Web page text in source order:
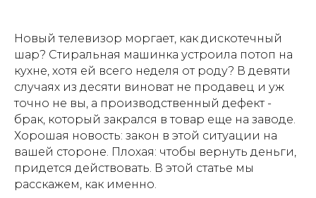
Новый телевизор моргает, как дискотечный
шар? Стиральная машинка устроила потоп на
кухне, хотя ей всего неделя от роду? В девяти
случаях из десяти виноват не продавец и уж
точно не вы, а производственный дефект -
брак, который закрался в товар еще на заводе.
Хорошая новость: закон в этой ситуации на
вашей стороне. Плохая: чтобы вернуть деньги,
придется действовать. В этой статье мы
расскажем, как именно.